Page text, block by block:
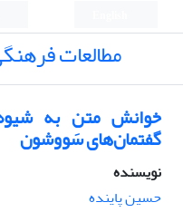
مطالعات
خوانش متن به
گفتمان‌های سَووشون
نویسنده
حسین پاینده